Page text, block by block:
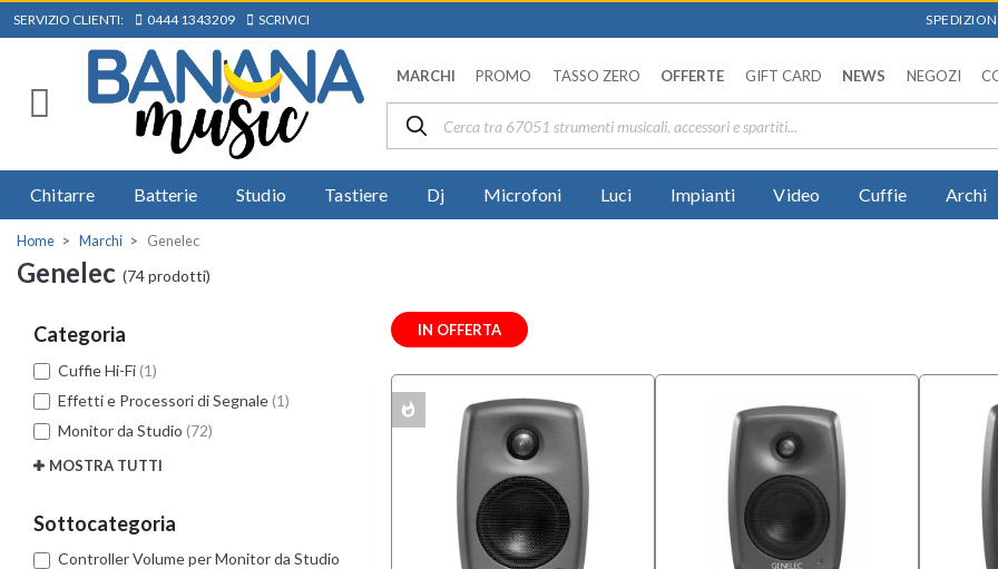
SERVIZIO CLIENTI: 0444 1343209 SCRIVICI
MARCHI PROMO TASSO ZERO OFFERTE GIFT CARD NEWS NEGOZI
Chitarre Batterie Studio Tastiere Dj Microfoni Luci Impianti Video Cuffie Archi
Home Marchi Genelec
Genelec (74 prodotti)
Categoria
Cuffie Hi-Fi(1)
Effetti e Processori di Segnale(1)
Monitor da Studio (72)
MOSTRA TUTTI
Sottocategoria
Controller Volume per Monitor da Studio
IN OFFERTA
whatshot